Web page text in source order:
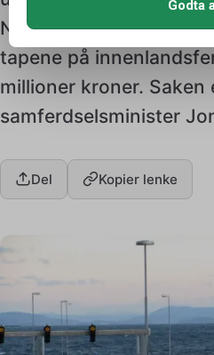
Norge. Statens
tapene på
millioner kroner. Saken
samferdselsminister
Del Kopier lenke
Godta